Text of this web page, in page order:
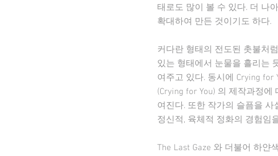
태로도 많이 볼 수 있다. 더 나
확대하여 만든 것이기도 하다.
커다란 형태의 전도된 촛불처
있는 형태에서 눈물을 흘리는
여주고 있다. 동시에 Crying
(Crying for You) 의 제작과정
여진다. 또한 작가의 슬픔을 사
정신적, 육체적 정화의 경험임
The Last Gaze 와 더불어 하얀